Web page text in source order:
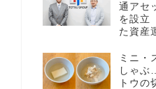
通アセ
を設立
た資産
ミニ・
しゃぶ
トウ